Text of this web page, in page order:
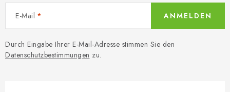
E-Mail
Durch Eingabe Ihrer E-Mail-Adresse stimmen Sie den
Datenschutzbestimmungen zu.
ANMELDEN